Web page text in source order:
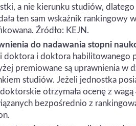
a nie kierunku studiów,
ten sam wskaźnik
Źródło: KEJN.
do nadawania stopni
doktora i doktora habilitowanego
premiowane są uprawnienia w
studiów. Jeżeli jednostka
otrzymała ocenę z
bezpośrednio z